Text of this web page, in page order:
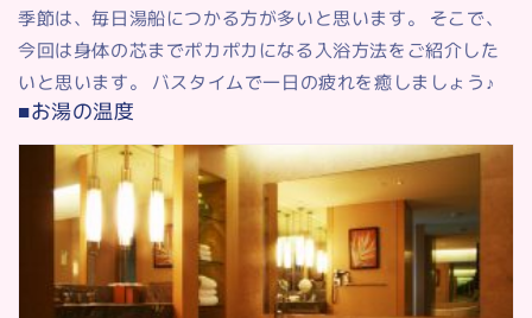
季節は、毎日湯船につかる方が多いと思います。 そこで、
今回は身体の芯までポカポカになる入浴方法をご紹介した
いと思います。 バスタイムで一日の疲れを癒しましょう♪
■お湯の温度